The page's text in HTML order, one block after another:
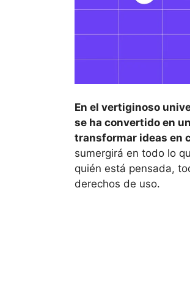
En el vertiginoso
se ha convertido en
transformar ideas en
sumergirá en todo lo
quién está pensada,
derechos de uso.